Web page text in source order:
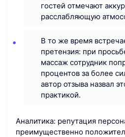
гостей отмечают
расслабляющую
В то же время
претензия: при
массаж сотрудник
процентов за более
автор отзыва назвал
практикой.
Аналитика: репутация
преимущественно